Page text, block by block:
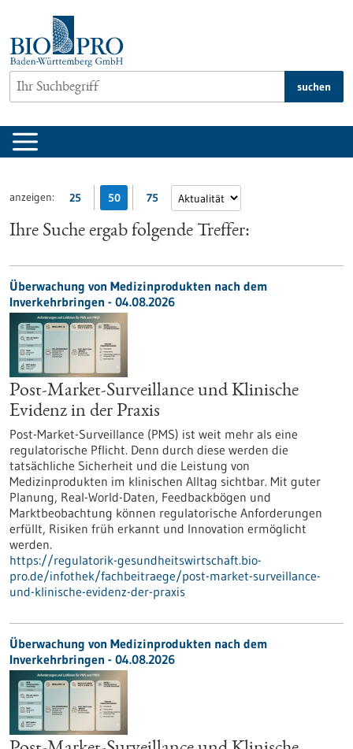
springen
suchen
anzeigen: 25 50 75
Ihre Suche ergab folgende Treffer:
Überwachung von Medizinprodukten nach dem
Inverkehrbringen - 04.08.2026
Post-Market-Surveillance und Klinische
Evidenz in der Praxis
Post-Market-Surveillance (PMS) ist weit mehr als eine
regulatorische Pflicht. Denn durch diese werden die
tatsächliche Sicherheit und die Leistung von
Medizinprodukten im klinischen Alltag sichtbar. Mit guter
Planung, Real-World-Daten, Feedbackbögen und
Marktbeobachtung können regulatorische Anforderungen
erfüllt, Risiken früh erkannt und Innovation ermöglicht
werden.
https://regulatorik-gesundheitswirtschaft.bio-
pro.de/infothek/fachbeitraege/post-market-surveillance-
und-klinische-evidenz-der-praxis
Überwachung von Medizinprodukten nach dem
Inverkehrbringen - 04.08.2026